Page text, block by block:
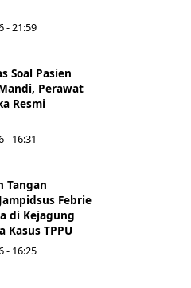
- 21:59
Soal Pasien
Perawat
Resmi
- 16:31
Tangan
Febrie
di Kejagung
Kasus TPPU
- 16:25